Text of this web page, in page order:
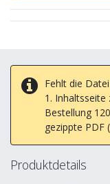
Fehlt die
1.
Bestellung
gezippte PDF
Produktdetails